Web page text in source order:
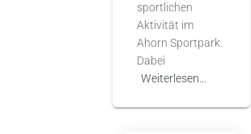
sportlichen
Aktivität im
Ahorn Sportpark.
Dabei
Weiterlesen…